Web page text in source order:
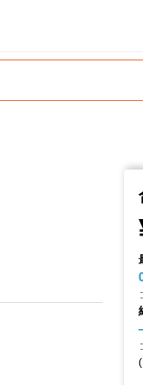
(